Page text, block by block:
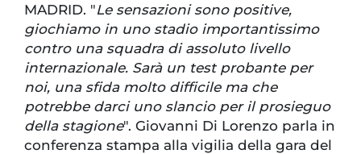
MADRID. "Le sensazioni sono positive,
giochiamo in uno stadio importantissimo
contro una squadra di assoluto livello
internazionale. Sarà un test probante per
noi, una sfida molto difficile ma che
potrebbe darci uno slancio per il prosieguo
della stagione". Giovanni Di Lorenzo parla in
conferenza stampa alla vigilia della gara del